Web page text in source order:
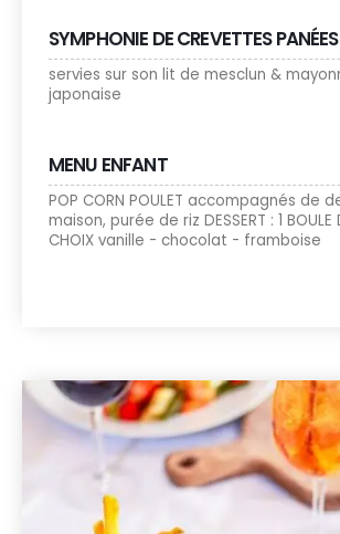
SYMPHONIE DE CREVETTES PANÉES
servies sur son lit de mesclun &
japonaise
MENU ENFANT
POP CORN POULET accompagnés de
maison, purée de riz DESSERT : 1 BOULE
CHOIX vanille - chocolat - framboise